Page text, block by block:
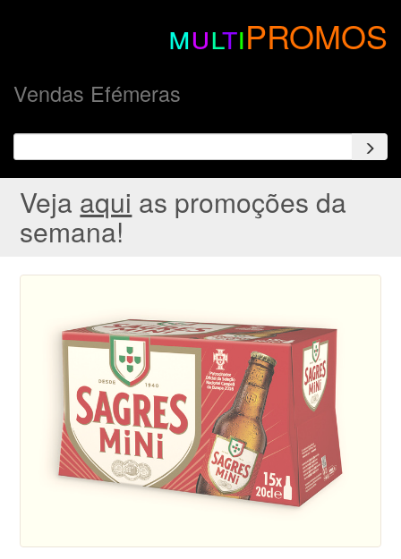
multiPROMOS
Vendas Efémeras
Veja aqui as promoções da
semana!